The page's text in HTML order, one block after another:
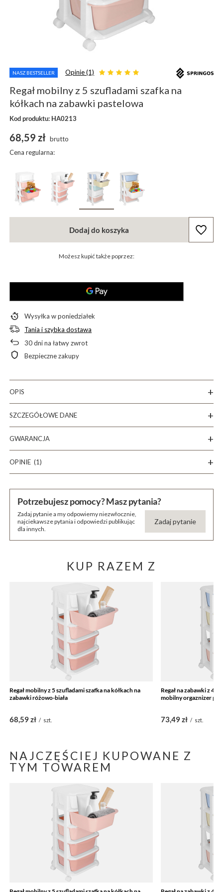
NASZ BESTSELLER Opinie (1)
Regał mobilny z 5 szufladami szafka na
kółkach na zabawki pastelowa
Kod produktu: HA0213
68,59 zł brutto
Cena regularna:
Dodaj do koszyka
Możesz kupić także poprzez:
Wysyłkaw poniedziałek
Tania i szybka dostawa
30dni na łatwy zwrot
Bezpieczne zakupy
OPIS
SZCZEGÓŁOWE DANE
GWARANCJA
OPINIE (1)
Potrzebujesz pomocy? Masz pytania?
Zadaj pytanie a my odpowiemy niezwłocznie,
najciekawsze pytania i odpowiedzi publikując
dla innych.
Zadaj pytanie
KUP RAZEM Z
Regał mobilny z 5 szufladami szafka na kółkach na
zabawki różowo-biała
68,59 zł / szt.
Regał na zabawki z 4
mobilny orgaznizer
73,49 zł / szt.
NAJCZĘŚCIEJ KUPOWANE Z
TYM TOWAREM